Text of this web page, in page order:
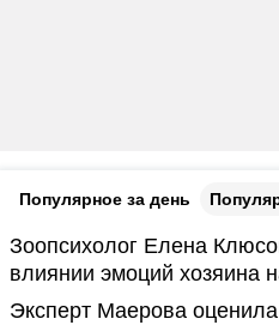
Популярное за день
Зоопсихолог Елена
влиянии эмоций хозяина
Эксперт Маерова оценила